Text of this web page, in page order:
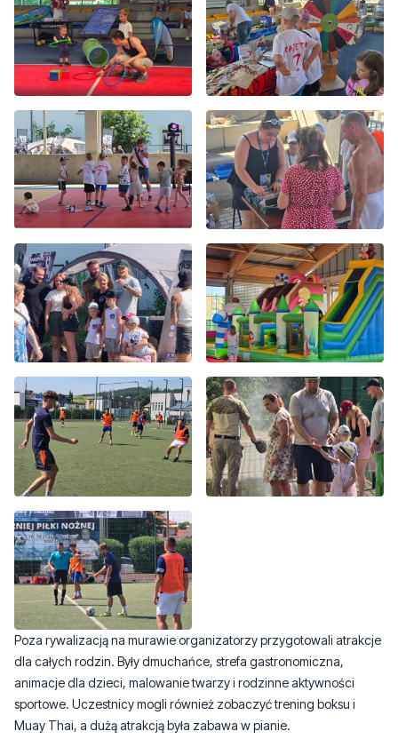
Poza rywalizacją na murawie organizatorzy przygotowali atrakcje
dla całych rodzin. Były dmuchańce, strefa gastronomiczna,
animacje dla dzieci, malowanie twarzy i rodzinne aktywności
sportowe. Uczestnicy mogli również zobaczyć trening boksu i
Muay Thai, a dużą atrakcją była zabawa w pianie.